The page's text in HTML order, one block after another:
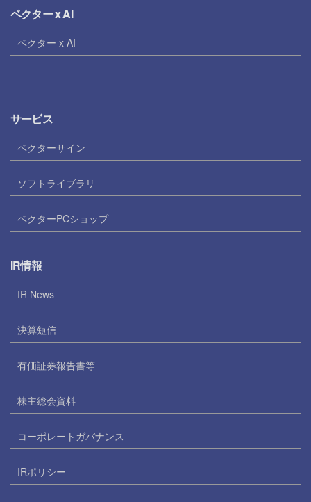
ベクター x AI
ベクター x AI
サービス
ベクターサイン
ソフトライブラリ
ベクターPCショップ
IR情報
IR News
決算短信
有価証券報告書等
株主総会資料
コーポレートガバナンス
IRポリシー